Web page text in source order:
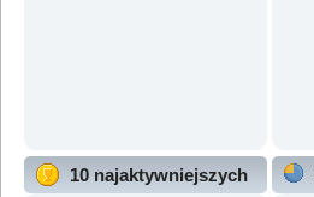
10 najaktywniejszych